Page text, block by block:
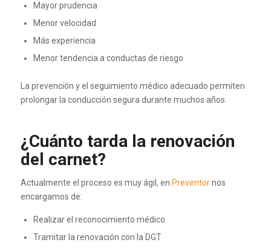
Mayor prudencia
Menor velocidad
Más experiencia
Menor tendencia a conductas de riesgo
La prevención y el seguimiento médico adecuado permiten
prolongar la conducción segura durante muchos años.
¿Cuánto tarda la renovación
del carnet?
Actualmente el proceso es muy ágil, en Preventornos
encargamos de:
Realizar el reconocimiento médico
Tramitar la renovación con la DGT